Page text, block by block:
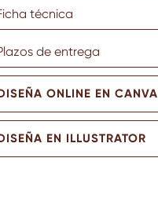
técnica
de entrega
ONLINE EN CANVA
EN ILLUSTRATOR